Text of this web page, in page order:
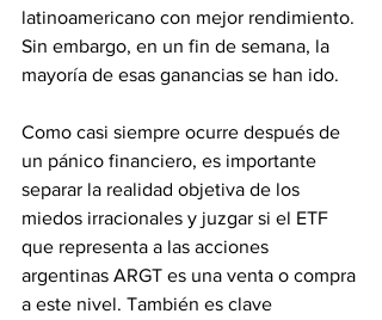
latinoamericano con mejor rendimiento.
Sin embargo, en un fin de semana, la
mayoría de esas ganancias se han ido.
Como casi siempre ocurre después de
un pánico financiero, es importante
separar la realidad objetiva de los
miedos irracionales y juzgar si el ETF
que representa a las acciones
argentinas ARGT es una venta o compra
a este nivel. También es clave